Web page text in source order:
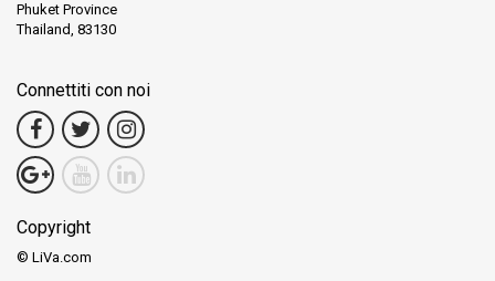
Phuket Province
Thailand, 83130
Connettiti con noi
Copyright
© LiVa.com